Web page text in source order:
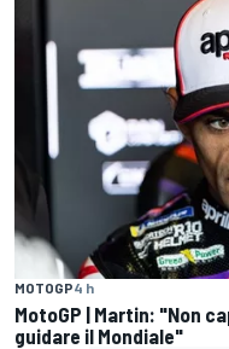
MOTOGP4 h
MotoGP | Martin: "Non
guidare il Mondiale"